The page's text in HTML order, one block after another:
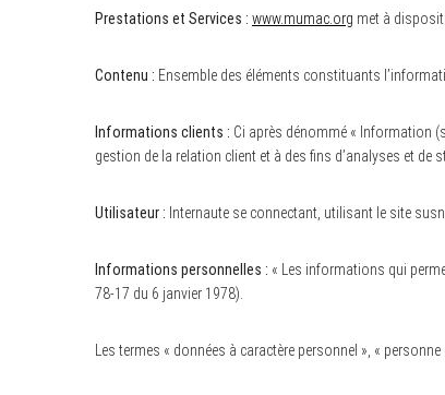
Prestations et Services : www.mumac.org met à
Contenu : Ensemble des éléments constituants
Informations clients : Ci après dénommé « Information
gestion de la relation client et à des fins d’analyses et de
Utilisateur : Internaute se connectant, utilisant le site
Informations personnelles : « Les informations qui
78-17 du 6 janvier 1978).
Les termes « données à caractère personnel », «